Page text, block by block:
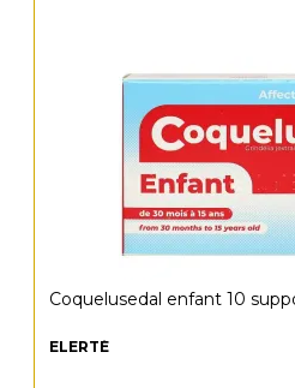
Coquelusedal enfant 10
ELERTÉ